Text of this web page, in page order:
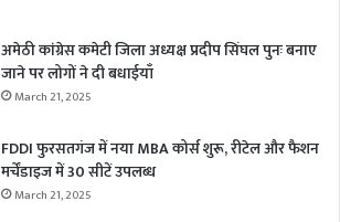
अमेठी कांग्रेस कमेटी जिला अध्यक्ष प्रदीप सिंघल पुनः बनाए
जाने पर लोगों ने दी बधाईयाँ
March 21, 2025
FDDI फुरसतगंज में नया MBA कोर्स शुरू, रीटेल और फैशन
मर्चेंडाइज में 30 सीटें उपलब्ध
March 21, 2025